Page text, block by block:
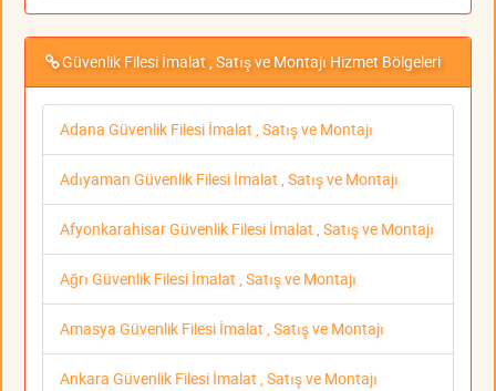
Güvenlik Filesi İmalat , Satış ve Montajı Hizmet Bölgeleri
Adana Güvenlik Filesi İmalat , Satış ve Montajı
Adıyaman Güvenlik Filesi İmalat , Satış ve Montajı
Afyonkarahisar Güvenlik Filesi İmalat , Satış ve Montajı
Ağrı Güvenlik Filesi İmalat , Satış ve Montajı
Amasya Güvenlik Filesi İmalat , Satış ve Montajı
Ankara Güvenlik Filesi İmalat , Satış ve Montajı